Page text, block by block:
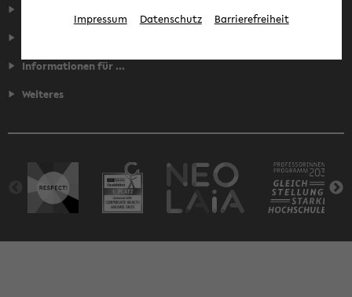
Informationen für ...
Weiteres
Impressum Datenschutz Barrierefreiheit